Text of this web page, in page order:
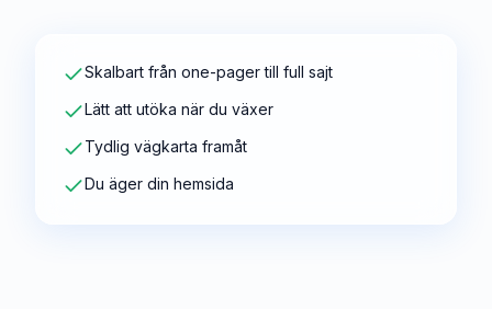
Skalbart från one-pager till full sajt
Lätt att utöka när du växer
Tydlig vägkarta framåt
Du äger din hemsida